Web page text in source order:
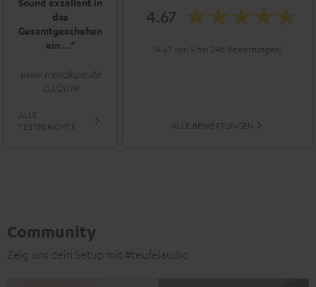
das
Gesamtgeschehen
ein …“
www.trendlupe.de
03/2019
ALLE
TESTBERICHTE
4.67
(4.67 von 5 bei 248 Bewertungen)
ALLE BEWERTUNGEN
Community
Zeig uns dein Setup mit #teufelaudio